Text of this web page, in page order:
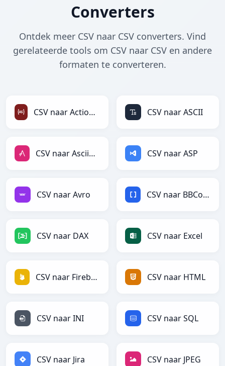
Converters
Ontdek meer CSV naar CSV converters. Vind
gerelateerde tools om CSV naar CSV en andere
formaten te converteren.
CSV naar ActionScript CSV naar ASCII
CSV naar AsciiDoc CSV naar ASP
CSV naar Avro CSV naar BBCode
CSV naar DAX CSV naar Excel
CSV naar Firebase CSV naar HTML
CSV naar INI CSV naar SQL
CSV naar Jira CSV naar JPEG